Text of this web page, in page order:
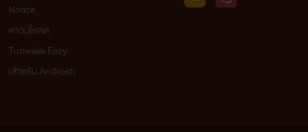
Notice
ดาวน์โหลด
Tunwalai Easy
(สำหรับ Android)